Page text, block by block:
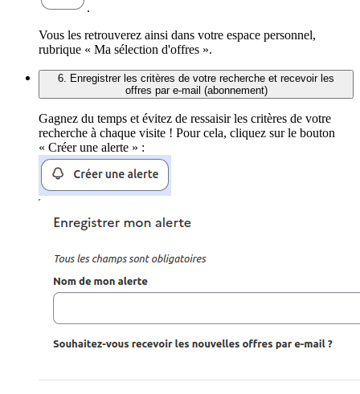
.
Vous les retrouverez ainsi dans votre espace personnel,
rubrique « Ma sélection d'offres ».
6. Enregistrer les critères de votre recherche et recevoir les
offres par e-mail (abonnement)
Gagnez du temps et évitez de ressaisir les critères de votre
recherche à chaque visite ! Pour cela, cliquez sur le bouton
« Créer une alerte » :